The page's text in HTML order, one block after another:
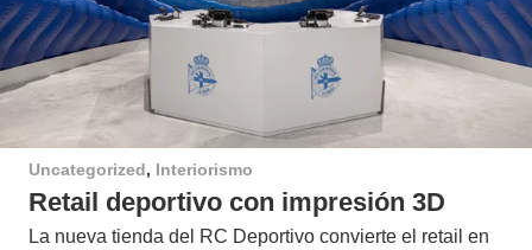
Uncategorized, Interiorismo
Retail deportivo con impresión 3D
La nueva tienda del RC Deportivo convierte el retail en